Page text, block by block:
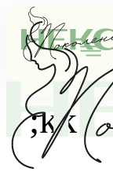
;kk